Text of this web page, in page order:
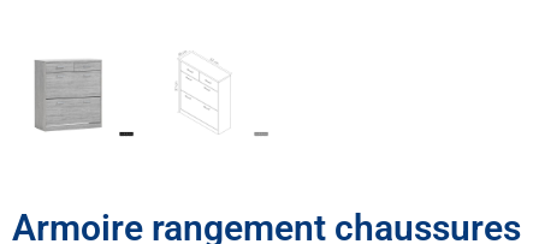
Armoire rangement chaussures